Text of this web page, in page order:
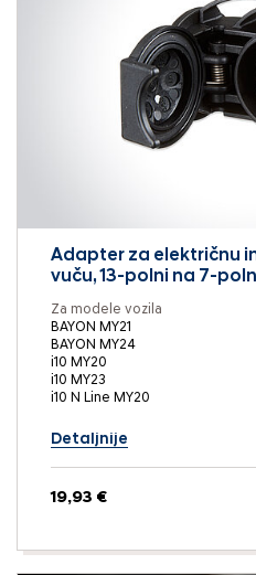
Adapter za električnu
vuču, 13-polni na 7-
Za modele vozila
BAYON MY21
BAYON MY24
i10 MY20
i10 MY23
i10 N Line MY20
Detaljnije
19,93 €